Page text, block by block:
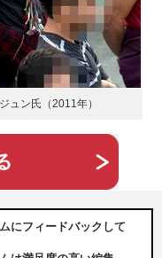
ュン氏（2011年）
にフィードバックして